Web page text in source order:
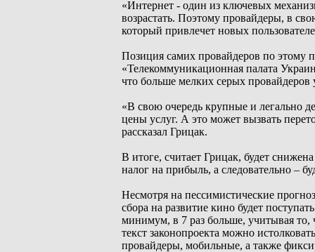
«Интернет - один из ключевых
возрастать. Поэтому провайдеры, в
который привлечет новых
Позиция самих провайдеров по этому
«Телекоммуникационная палата
что больше мелких серых провайдеров
«В свою очередь крупные и легально
цены услуг. А это может вызвать
рассказал Грицак.
В итоге, считает Грицак, будет
налог на прибыль, а следовательно –
Несмотря на пессимистические
сбора на развитие кино будет
минимум, в 7 раз больше, учитывая
текст законопроекта можно
провайдеры, мобильные, а также